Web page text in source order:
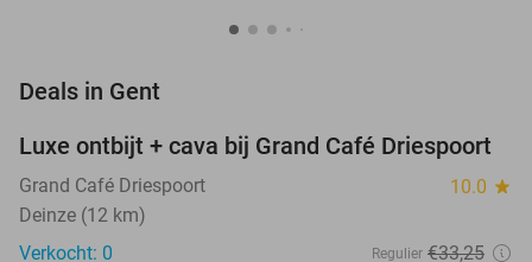
Deals in Gent
56%
TODAY
Luxe ontbijt + cava bij Grand Café Driespoort
Grand Café Driespoort 10.0 star
Deinze (12 km)
Verkocht: 0
Regulier €33,25